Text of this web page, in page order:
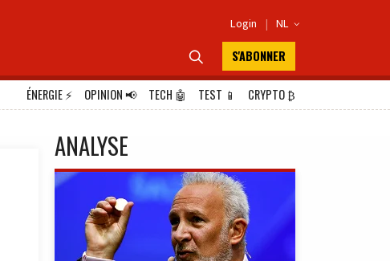
Login | NL 
 S'ABONNER
ÉNERGIE⚡ OPINION📢 TECH 🤖 TEST 📱 CRYPTO₿
ANALYSE